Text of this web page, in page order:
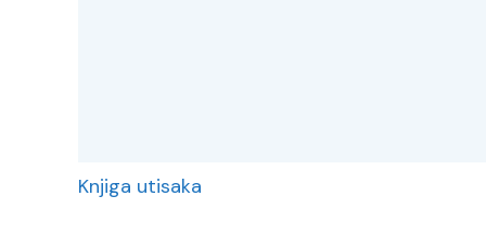
Knjiga utisaka